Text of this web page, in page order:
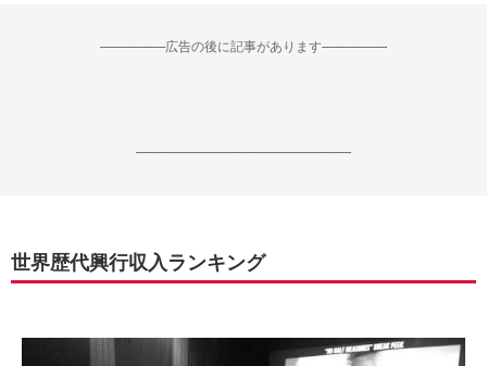
--------------------広告の後に記事があります--------------------
------------------------------------------------------------------
世界歴代興行収入ランキング